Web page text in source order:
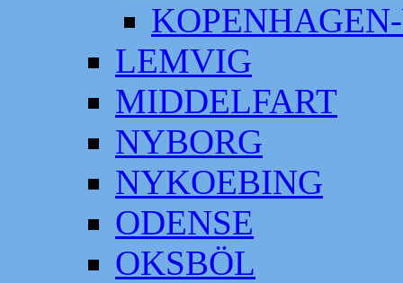
LEMVIG
MIDDELFART
NYBORG
NYKOEBING
ODENSE
OKSBÖL